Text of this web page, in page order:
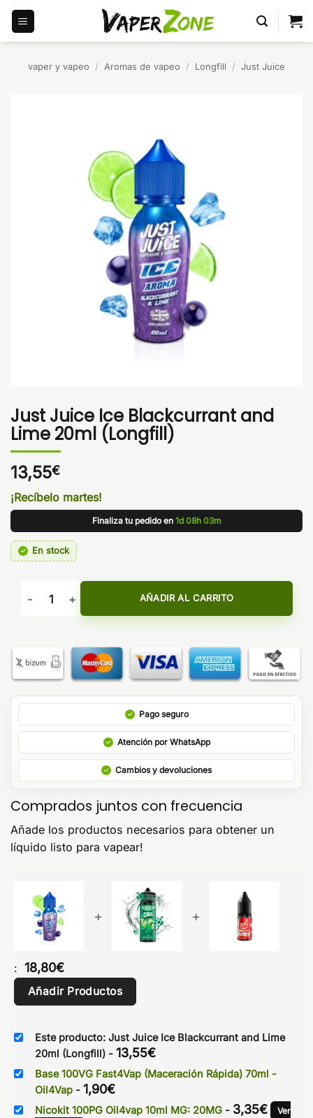
Saltar
contenido
vaper y vapeo / Aromas de vapeo / Longfill / Just Juice
Just Juice Ice Blackcurrant and
Lime 20ml (Longfill)
13,55€
¡Recíbelo martes!
Finaliza tu pedido en 1d 08h 03m
En stock
Just Juice Ice Blackcurrant and Lime 20ml (Longfill)
AÑADIR AL CARRITO
Pago seguro
Atención por WhatsApp
Cambios y devoluciones
Comprados juntos con frecuencia
Añade los productos necesarios para obtener un
líquido listo para vapear!
+ +
: 18,80€
Añadir Productos
Este producto: Just Juice Ice Blackcurrant and Lime
20ml (Longfill) - 13,55€
Base 100VG Fast4Vap (Maceración Rápida) 70ml -
Oil4Vap - 1,90€
Nicokit 100PG Oil4vap 10ml MG: 20MG - 3,35€
Ver